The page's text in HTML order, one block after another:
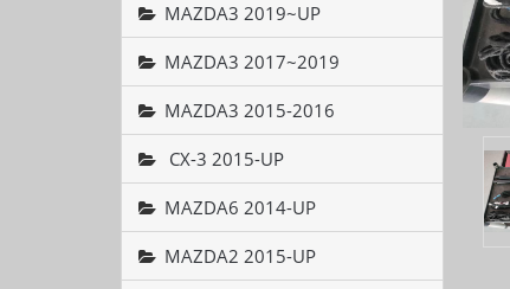
MAZDA3 2019~UP
MAZDA3 2017~2019
MAZDA3 2015-2016
CX-3 2015-UP
MAZDA6 2014-UP
MAZDA2 2015-UP